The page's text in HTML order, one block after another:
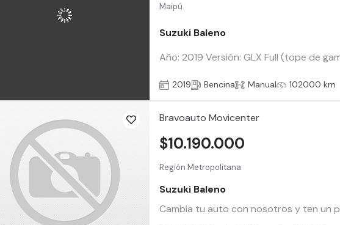
Maipú
Suzuki Baleno
Año: 2019 Versión: GLX Full (tope de
2019 Bencina Manual 102000 km
Bravoauto Movicenter
Región Metropolitana
Suzuki Baleno
Cambia tu auto con nosotros y ten un
$10.190.000